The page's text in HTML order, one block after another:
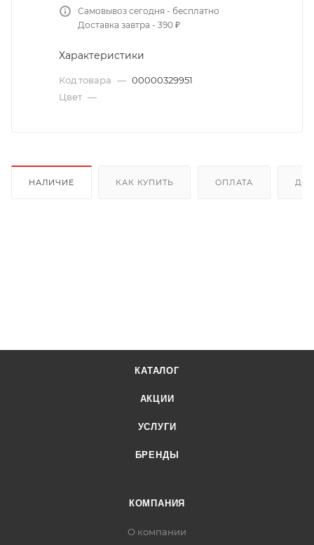
Самовывоз сегодня - бесплатно
Доставка завтра - 390 ₽
Характеристики
Код товара — 00000329951
Цвет —
НАЛИЧИЕ КАК КУПИТЬ ОПЛАТА
КАТАЛОГ
АКЦИИ
УСЛУГИ
БРЕНДЫ
КОМПАНИЯ
О компании